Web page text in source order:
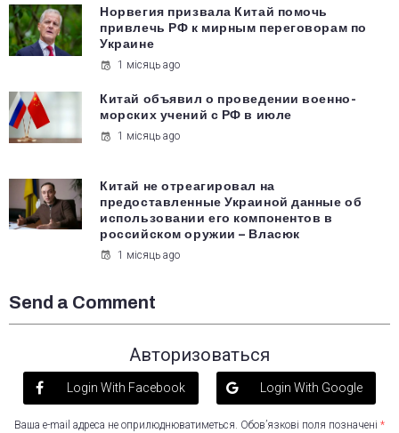
Норвегия призвала Китай помочь
привлечь РФ к мирным переговорам по
Украине
1 місяць ago
Китай объявил о проведении военно-
морских учений с РФ в июле
1 місяць ago
Китай не отреагировал на
предоставленные Украиной данные об
использовании его компонентов в
российском оружии – Власюк
1 місяць ago
Send a Comment
Авторизоваться
Login With Facebook Login With Google
Ваша e-mail адреса не оприлюднюватиметься. Обов’язкові поля позначені *